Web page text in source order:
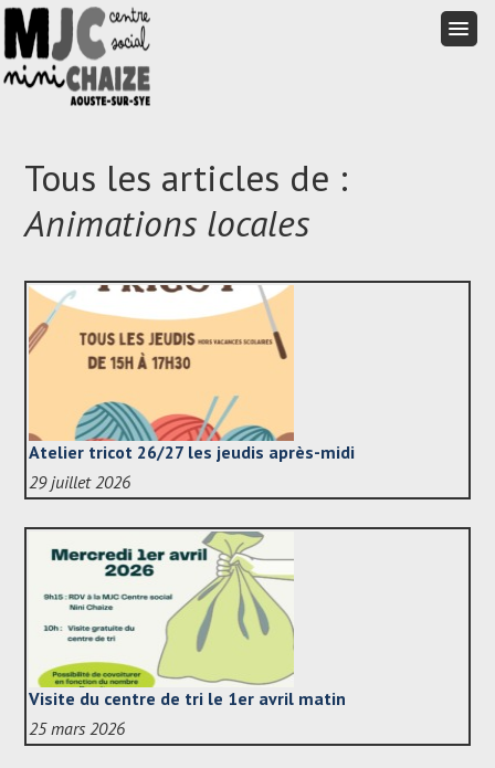
Aller
contenu
principal
Tous les articles de :
Animations locales
Atelier tricot 26/27 les jeudis après-midi
29 juillet 2026
Visite du centre de tri le 1er avril matin
25 mars 2026